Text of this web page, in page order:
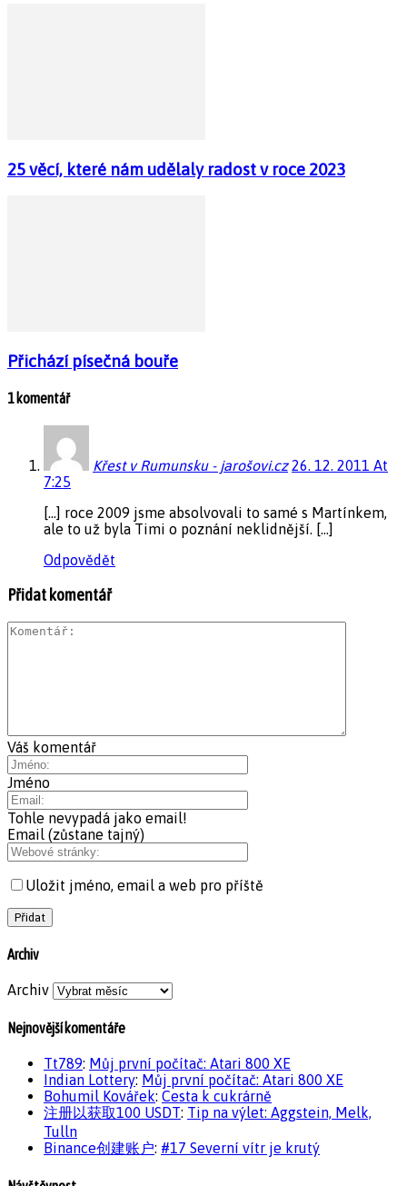
25 věcí, které nám udělaly radost v roce 2023
Přichází písečná bouře
1 komentář
Křest v Rumunsku - jarošovi.cz 26. 12. 2011 At
7:25
[…] roce 2009 jsme absolvovali to samé s Martínkem,
ale to už byla Timi o poznání neklidnější. […]
Odpovědět
Přidat komentář
Váš komentář
Jméno
Tohle nevypadá jako email!
Email (zůstane tajný)
Uložit jméno, email a web pro příště
Archiv
Archiv
Nejnovější komentáře
Tt789: Můj první počítač: Atari 800 XE
Indian Lottery: Můj první počítač: Atari 800 XE
Bohumil Kovářek: Cesta k cukrárně
注册以获取100 USDT: Tip na výlet: Aggstein, Melk,
Tulln
Binance创建账户: #17 Severní vítr je krutý